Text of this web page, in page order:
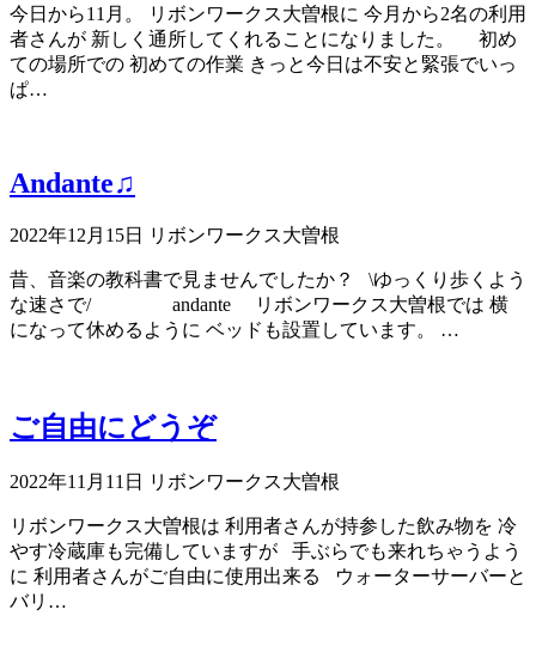
今日から11月。 リボンワークス大曽根に 今月から2名の利用
者さんが 新しく通所してくれることになりました。 初め
ての場所での 初めての作業 きっと今日は不安と緊張でいっ
ぱ…
Andante♫
2022年12月15日 リボンワークス大曽根
昔、音楽の教科書で見ませんでしたか？ \ゆっくり歩くよう
な速さで/ andante リボンワークス大曽根では 横
になって休めるように ベッドも設置しています。 …
ご自由にどうぞ
2022年11月11日 リボンワークス大曽根
リボンワークス大曽根は 利用者さんが持参した飲み物を 冷
やす冷蔵庫も完備していますが 手ぶらでも来れちゃうよう
に 利用者さんがご自由に使用出来る ウォーターサーバーと
バリ…